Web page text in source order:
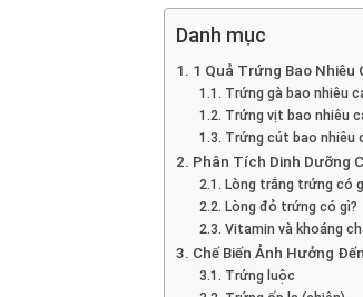
Danh mục
1 Quả Trứng Bao Nhiêu
Trứng gà bao nhiêu
Trứng vịt bao nhiêu
Trứng cút bao nhiêu
Phân Tích Dinh Dưỡng
Lòng trắng trứng có
Lòng đỏ trứng có gì?
Vitamin và khoáng
Chế Biến Ảnh Hưởng
Trứng luộc